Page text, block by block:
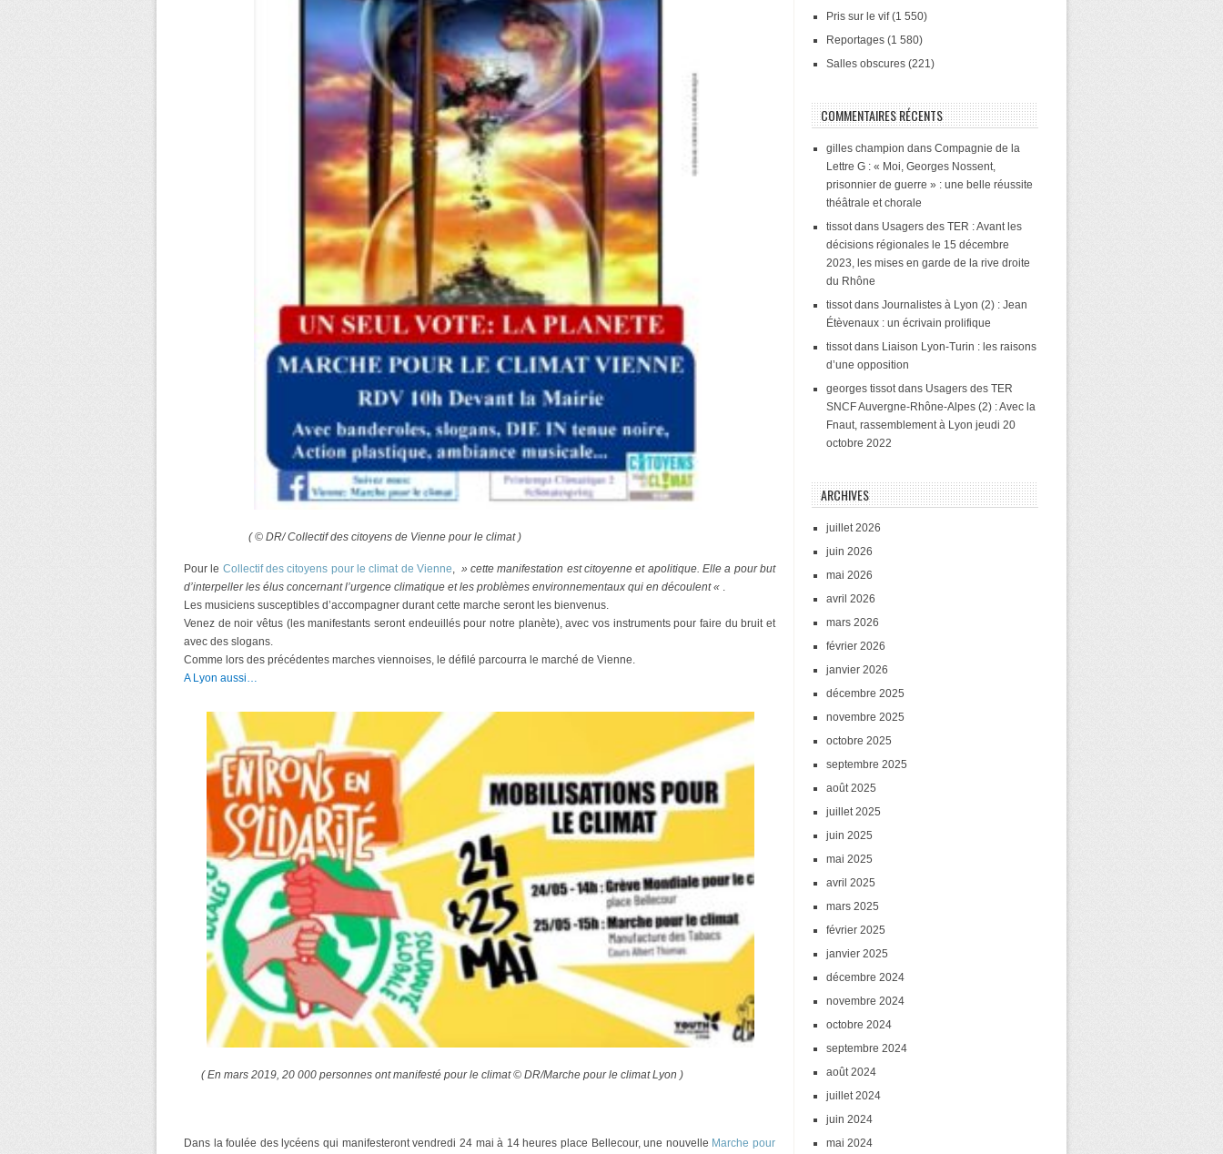
( © DR/ Collectif des citoyens de Vienne pour le climat )
Pour le Collectif des citoyens pour le climat de Vienne, » cette manifestation est citoyenne et apolitique. Elle a pour but
d’interpeller les élus concernant l’urgence climatique et les problèmes environnementaux qui en découlent « .
Les musiciens susceptibles d’accompagner durant cette marche seront les bienvenus.
Venez de noir vêtus (les manifestants seront endeuillés pour notre planète), avec vos instruments pour faire du bruit et
avec des slogans.
Comme lors des précédentes marches viennoises, le défilé parcourra le marché de Vienne.
A Lyon aussi…
( En mars 2019, 20 000 personnes ont manifesté pour le climat © DR/Marche pour le climat Lyon )
Dans la foulée des lycéens qui manifesteront vendredi 24 mai à 14 heures place Bellecour, une nouvelle Marche pour
Pris sur le vif(1 550)
Reportages (1 580)
Salles obscures (221)
COMMENTAIRES RÉCENTS
gilles champion dans Compagnie de la
Lettre G : « Moi, Georges Nossent,
prisonnier de guerre » : une belle réussite
théâtrale et chorale
tissotdans Usagers des TER : Avant les
décisions régionales le 15 décembre
2023, les mises en garde de la rive droite
du Rhône
tissotdans Journalistes à Lyon (2) : Jean
Étèvenaux : un écrivain prolifique
tissotdans Liaison Lyon-Turin : les raisons
d’une opposition
georges tissotdans Usagers des TER
SNCF Auvergne-Rhône-Alpes (2) : Avec la
Fnaut, rassemblement à Lyon jeudi 20
octobre 2022
ARCHIVES
juillet 2026
juin 2026
mai 2026
avril 2026
mars 2026
février 2026
janvier 2026
décembre 2025
novembre 2025
octobre 2025
septembre 2025
août 2025
juillet 2025
juin 2025
mai 2025
avril 2025
mars 2025
février 2025
janvier 2025
décembre 2024
novembre 2024
octobre 2024
septembre 2024
août 2024
juillet 2024
juin 2024
mai 2024